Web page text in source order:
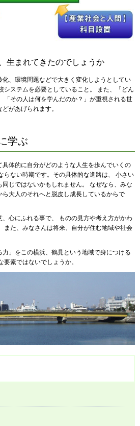
生まれてきたのでしょうか
、環境問題などで大きく変化しようとしてい
システムを必要としていること。 また、「どん
「その人は何を学んだのか？」が重視される世
があげられます。
学ぶ
体的に自分がどのような人生を歩んでいくの
らない時期です。その具体的な進路は、 小さい
じではないかもしれません。 なぜなら、みな
大人のそれへと脱皮し成長しているからで
心にふれる事で、 ものの見方や考え方がかわ
また、みなさんは将来、自分が住む地域や社会
」をこの横浜、鶴見という地域で身につける
素ではないでしょうか。